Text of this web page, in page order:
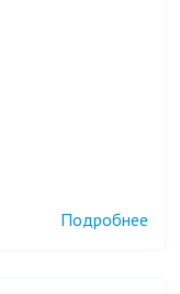
Подробнее